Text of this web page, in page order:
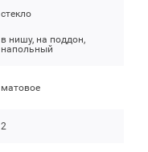
стекло
в нишу, на поддон,
напольный
матовое
2